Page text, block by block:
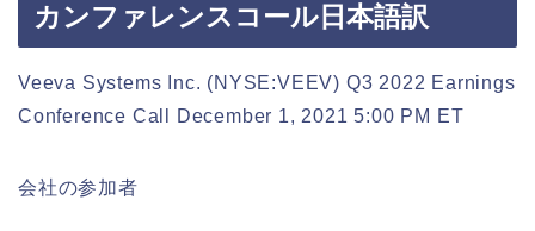
カンファレンスコール日本語訳
Veeva Systems Inc. (NYSE:VEEV) Q3 2022 Earnings
Conference Call December 1, 2021 5:00 PM ET
会社の参加者